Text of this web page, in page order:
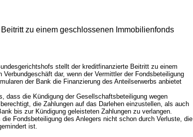
zu einem geschlossenen Immobilienfonds
stellt der kreditfinanzierte Beitritt zu einem
dar, wenn der Vermittler der Fondsbeteiligung
der Bank die Finanzierung des Anteilserwerbs anbietet
dass die Kündigung der Gesellschaftsbeteiligung wegen
die Zahlungen auf das Darlehen einzustellen, als auch
bis zur Kündigung geleisteten Zahlungen zu verlangen.
Fondsbeteiligung des Anlegers nicht schon durch Verluste, die
ist.